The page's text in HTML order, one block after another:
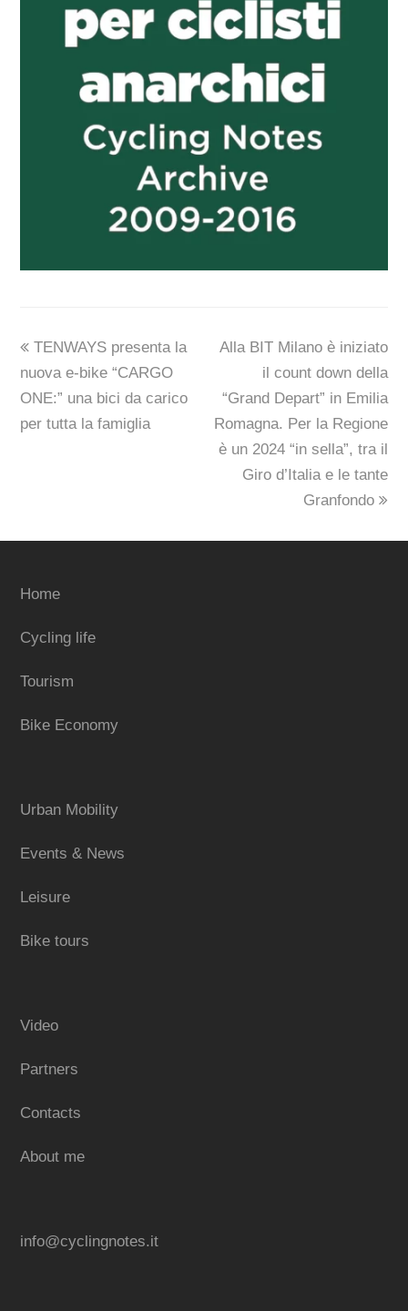
previous
post:
TENWAYS presenta la
nuova e-bike “CARGO
ONE:” una bici da carico
per tutta la famiglia
next
Alla BIT Milano è iniziato
il count down della
“Grand Depart” in Emilia
Romagna. Per la Regione
è un 2024 “in sella”, tra il
Giro d’Italia e le tante
Granfondo
Home
Cycling life
Tourism
Bike Economy
Urban Mobility
Events & News
Leisure
Bike tours
Video
Partners
Contacts
About me
info@cyclingnotes.it